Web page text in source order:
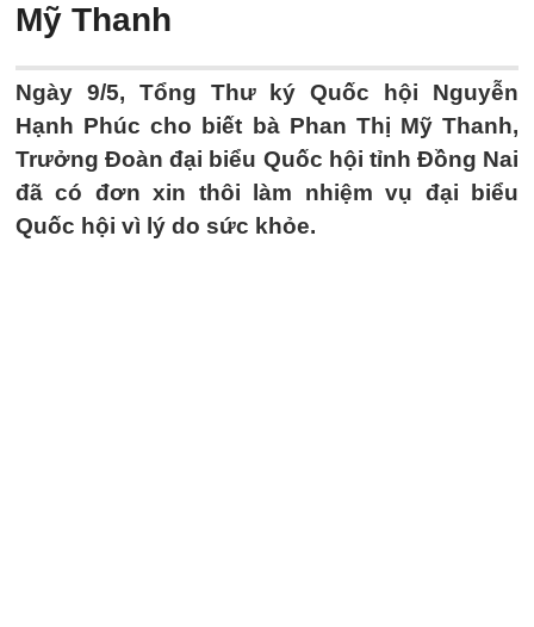
Mỹ Thanh
Ngày 9/5, Tổng Thư ký Quốc hội Nguyễn
Hạnh Phúc cho biết bà Phan Thị Mỹ Thanh,
Trưởng Đoàn đại biểu Quốc hội tỉnh Đồng Nai
đã có đơn xin thôi làm nhiệm vụ đại biểu
Quốc hội vì lý do sức khỏe.